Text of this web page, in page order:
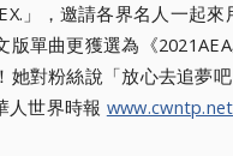
」，邀請各界名人一起
版單曲更獲選為《
她對粉絲說「放心去追夢
人世界時報 www.cwntp.net